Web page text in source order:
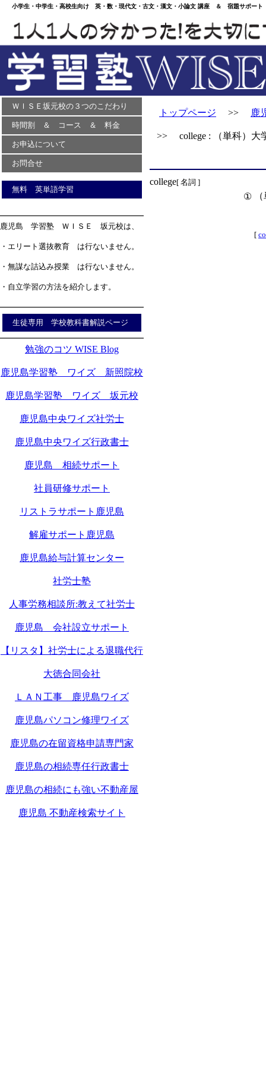
小学生・中学生・高校生向け 英・数・現代文・古文・漢文・小論文 講座 ＆ 宿題サポー
ＷＩＳＥ坂元校の３つのこだわり
時間割 ＆ コース ＆ 料金
お申込について
お問合せ
無料 英単語学習
鹿児島 学習塾 ＷＩＳＥ 坂元校は、
・エリート選抜教育 は行ないません。
・無謀な詰込み授業 は行ないません。
・自立学習の方法を紹介します。
生徒専用 学校教科書解説ページ
勉強のコツ WISE Blog
鹿児島学習塾 ワイズ 新照院校
鹿児島学習塾 ワイズ 坂元校
鹿児島中央ワイズ社労士
鹿児島中央ワイズ行政書士
鹿児島 相続サポート
社員研修サポート
リストラサポート鹿児島
解雇サポート鹿児島
鹿児島給与計算センター
社労士塾
人事労務相談所:教えて社労士
鹿児島 会社設立サポート
【リスタ】社労士による退職代行
大徳合同会社
ＬＡＮ工事 鹿児島ワイズ
鹿児島パソコン修理ワイズ
鹿児島の在留資格申請専門家
鹿児島の相続専任行政書士
鹿児島の相続にも強い不動産屋
鹿児島 不動産検索サイト
トップページ >> 鹿
>> college : （単科）大
college[ 名詞 ]
①
[